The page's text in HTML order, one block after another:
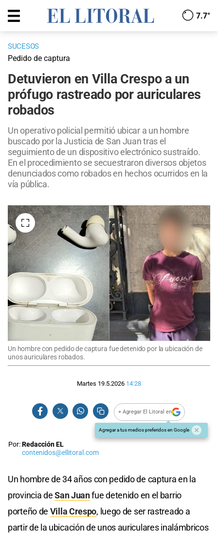
7.7°
SUCESOS
Pedido de captura
Detuvieron en Villa Crespo a un
prófugo rastreado por auriculares
robados
Un operativo policial permitió ubicar a un hombre
buscado por la Justicia de San Juan tras el
seguimiento de un dispositivo electrónico sustraído.
En el procedimiento se secuestraron diversos objetos
denunciados como robados en hechos ocurridos en la
vía pública.
Un hombre con pedido de captura fue detenido por la ubicación de
unos auriculares robados.
Martes 19.5.2026 14:28
+ Agregar El Litoral en
Agregar a tus medios preferidos en Google
Por:Redacción EL
contenidos@ellitoral.com
Un hombre de 34 años con pedido de captura en la
provincia deSan Juanfue detenido en el barrio
porteño de Villa Crespo, luego de ser rastreado a
partir de la ubicación de unos auriculares inalámbricos